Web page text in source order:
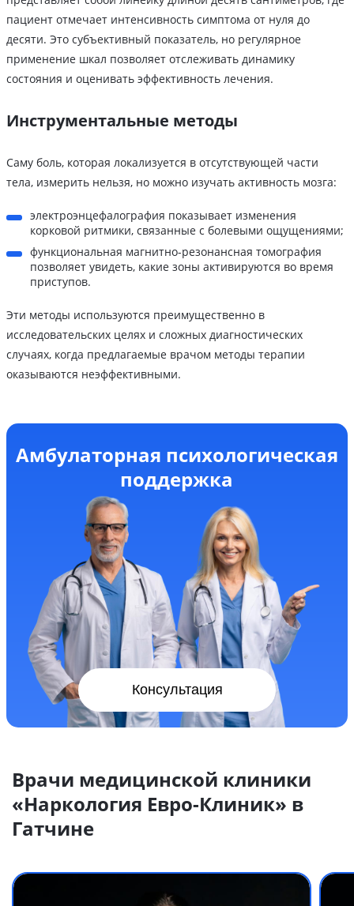
пациент отмечает интенсивность симптома от нуля до
десяти. Это субъективный показатель, но регулярное
применение шкал позволяет отслеживать динамику
состояния и оценивать эффективность лечения.
Инструментальные методы
Саму боль, которая локализуется в отсутствующей части
тела, измерить нельзя, но можно изучать активность мозга:
электроэнцефалография показывает изменения
корковой ритмики, связанные с болевыми ощущениями;
функциональная магнитно-резонансная томография
позволяет увидеть, какие зоны активируются во время
приступов.
Эти методы используются преимущественно в
исследовательских целях и сложных диагностических
случаях, когда предлагаемые врачом методы терапии
оказываются неэффективными.
Амбулаторная психологическая
поддержка
Консультация
Врачи медицинской клиники
«Наркология Евро-Клиник» в
Гатчине